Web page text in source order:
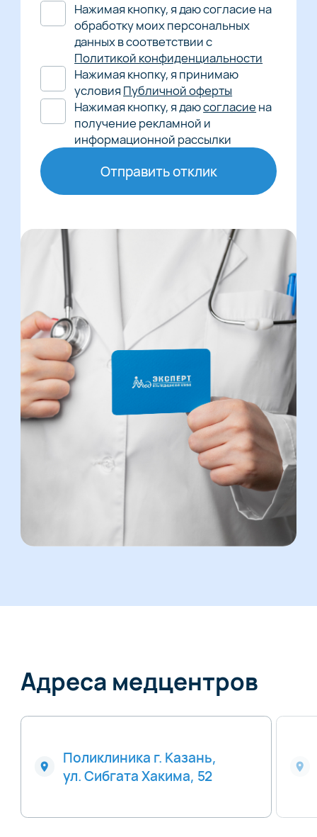
Нажимая кнопку, я даю согласие на
обработку моих персональных
данных в соответствии с
Политикой конфиденциальности
Нажимая кнопку, я принимаю
условия Публичной оферты
Нажимая кнопку, я даюсогласие на
получение рекламной и
информационной рассылки
Отправить отклик
Адреса медцентров
Поликлиника г. Казань,
ул. Сибгата Хакима, 52